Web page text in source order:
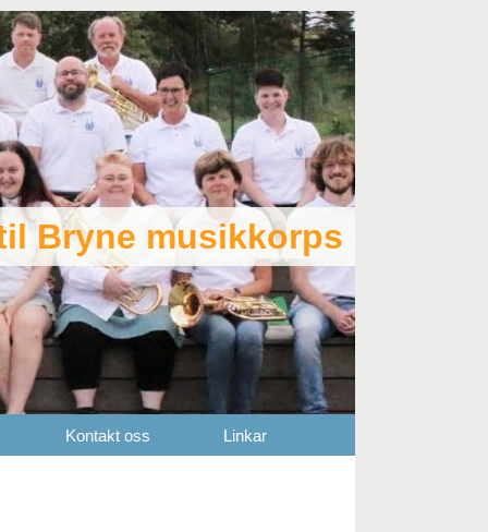
Bryne musikkorps
Kontakt oss Linkar